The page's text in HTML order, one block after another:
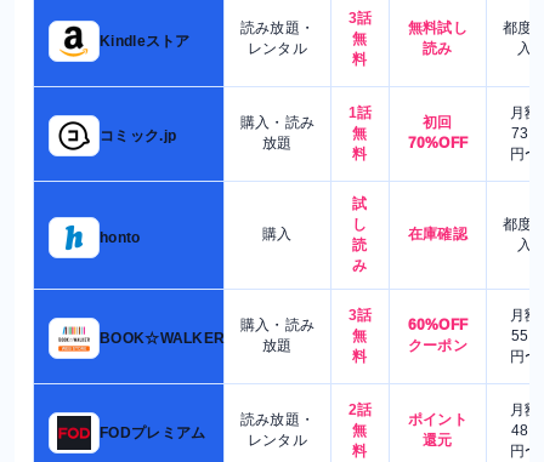
Kindleストア
読み放題・
レンタル
3話
無
料
無料試し
読み
都度
入
コミック.jp
購入・読み
放題
1話
無
料
初回
70%OFF
月額
730
円〜
honto 購入
試
し
読
み
在庫確認
都度
入
BOOK☆WALKER
購入・読み
放題
3話
無
料
60%OFF
クーポン
月額
550
円〜
FODプレミアム
読み放題・
レンタル
2話
無
料
ポイント
還元
月額
480
円〜